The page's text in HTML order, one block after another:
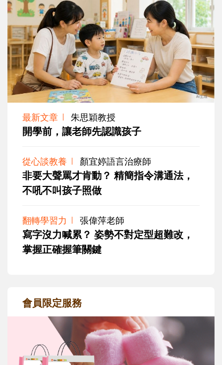
最新文章 朱思穎教授
開學前，讓老師先認識孩子
從心談教養 顏宜婷語言治療師
非要大聲罵才肯動？ 精簡指令溝通法，
不吼不叫孩子照做
翻轉學習力 張偉萍老師
寫字沒力喊累？ 姿勢不對定型超難改，
掌握正確握筆關鍵
會員限定服務